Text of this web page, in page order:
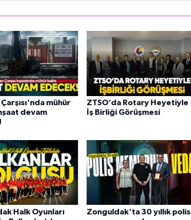
mühür
devam
ZTSO’da Rotary Heyetiyle
İş Birliği Görüşmesi
Halk Oyunları
Zonguldak'ta 30 yıllık polis